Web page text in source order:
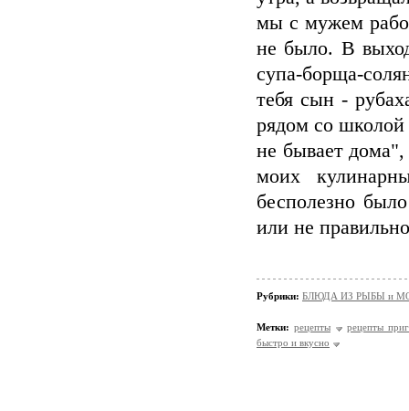
мы с мужем
не было. В
супа-борща-
тебя сын -
рядом со школой
не бывает дома",
моих
бесполезно
или не
Рубрики: БЛЮДА ИЗ РЫБЫ и
Метки: рецепты
рецепты
быстро и вкусно